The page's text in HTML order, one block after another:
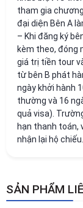
tham gia
đại diện Bên A
– Khi đăng ký
kèm theo, đóng
giá trị tiền tour
từ bên B phát
ngày khởi hành
thường và 16
quả visa).
hạn thanh toán,
nhận lại hộ chiếu.
SẢN PHẨM